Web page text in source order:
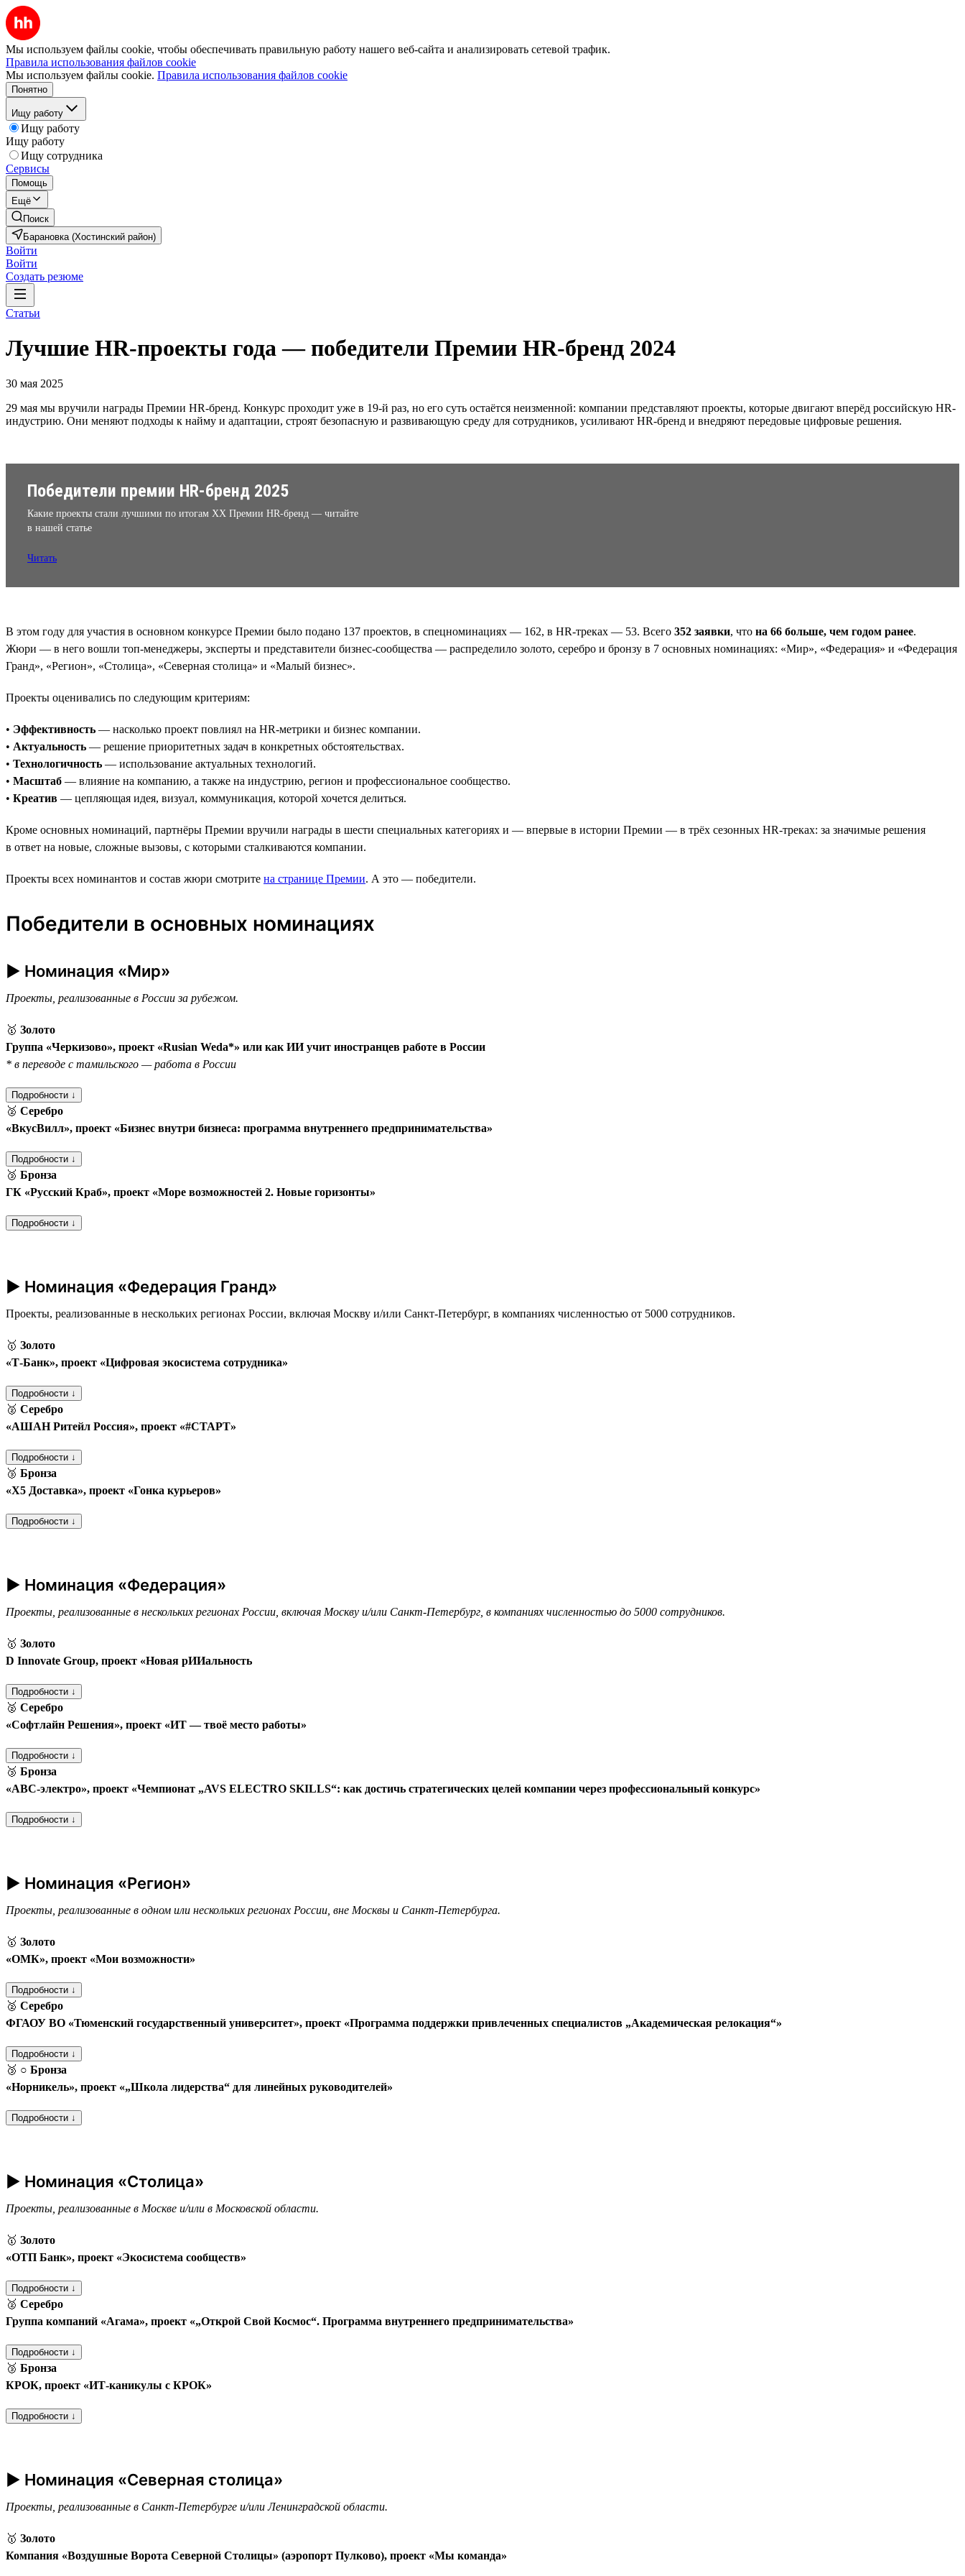
Мы используем файлы cookie, чтобы обеспечивать правильную работу нашего веб-сайта и анализировать сетевой трафик.
Правила использования файлов cookie
Мы используем файлы cookie. Правила использования файлов cookie
Понятно
Ищу работу
Ищу работу
Ищу работу
Ищу сотрудника
Сервисы
Помощь
Ещё
Поиск
Барановка (Хостинский район)
Войти
Войти
Создать резюме
Статьи
Лучшие HR-проекты года — победители Премии HR-бренд 2024
30 мая 2025
29 мая мы вручили награды Премии HR-бренд. Конкурс проходит уже в 19-й раз, но его суть остаётся неизменной: компании представляют проекты, которые двигают вперёд российскую HR-
индустрию. Они меняют подходы к найму и адаптации, строят безопасную и развивающую среду для сотрудников, усиливают HR-бренд и внедряют передовые цифровые решения.
Победители премии HR-бренд 2025
Какие проекты стали лучшими по итогам XX Премии HR-бренд — читайте
в нашей статье
Читать
В этом году для участия в основном конкурсе Премии было подано 137 проектов, в спецноминациях — 162, в HR-треках — 53. Всего 352 заявки, что на 66 больше, чем годом ранее.
Жюри — в него вошли топ-менеджеры, эксперты и представители бизнес-сообщества — распределило золото, серебро и бронзу в 7 основных номинациях: «Мир», «Федерация» и «Федерация
Гранд», «Регион», «Столица», «Северная столица» и «Малый бизнес».
Проекты оценивались по следующим критериям:
• Эффективность — насколько проект повлиял на HR-метрики и бизнес компании.
• Актуальность — решение приоритетных задач в конкретных обстоятельствах.
• Технологичность — использование актуальных технологий.
• Масштаб — влияние на компанию, а также на индустрию, регион и профессиональное сообщество.
• Креатив — цепляющая идея, визуал, коммуникация, которой хочется делиться.
Кроме основных номинаций, партнёры Премии вручили награды в шести специальных категориях и — впервые в истории Премии — в трёх сезонных HR-треках: за значимые решения
в ответ на новые, сложные вызовы, с которыми сталкиваются компании.
Проекты всех номинантов и состав жюри смотрите на странице Премии. А это — победители.
Победители в основных номинациях
► Номинация «Мир»
Проекты, реализованные в России за рубежом.
🥇 Золото
Группа «Черкизово», проект «Rusian Weda*» или как ИИ учит иностранцев работе в России
* в переводе с тамильского — работа в России
Подробности ↓
🥈 Серебро
«ВкусВилл», проект «Бизнес внутри бизнеса: программа внутреннего предпринимательства»
Подробности ↓
🥉 Бронза
ГК «Русский Краб», проект «Море возможностей 2. Новые горизонты»
Подробности ↓
► Номинация «Федерация Гранд»
Проекты, реализованные в нескольких регионах России, включая Москву и/или Санкт-Петербург, в компаниях численностью от 5000 сотрудников.
🥇 Золото
«Т‑Банк», проект «Цифровая экосистема сотрудника»
Подробности ↓
🥈 Серебро
«АШАН Ритейл Россия», проект «#СТАРТ»
Подробности ↓
🥉 Бронза
«Х5 Доставка», проект «Гонка курьеров»
Подробности ↓
► Номинация «Федерация»
Проекты, реализованные в нескольких регионах России, включая Москву и/или Санкт-Петербург, в компаниях численностью до 5000 сотрудников.
🥇 Золото
D Innovate Group, проект «Новая рИИальность
Подробности ↓
🥈 Серебро
«Софтлайн Решения», проект «ИТ — твоё место работы»
Подробности ↓
🥉 Бронза
«АВС-электро», проект «Чемпионат „AVS ELECTRO SKILLS“: как достичь стратегических целей компании через профессиональный конкурс»
Подробности ↓
► Номинация «Регион»
Проекты, реализованные в одном или нескольких регионах России, вне Москвы и Санкт-Петербурга.
🥇 Золото
«ОМК», проект «Мои возможности»
Подробности ↓
🥈 Серебро
ФГАОУ ВО «Тюменский государственный университет», проект «Программа поддержки привлеченных специалистов „Академическая релокация“»
Подробности ↓
🥉 ○ Бронза
«Норникель», проект «„Школа лидерства“ для линейных руководителей»
Подробности ↓
► Номинация «Столица»
Проекты, реализованные в Москве и/или в Московской области.
🥇 Золото
«ОТП Банк», проект «Экосистема сообществ»
Подробности ↓
🥈 Серебро
Группа компаний «Агама», проект «„Открой Свой Космос“. Программа внутреннего предпринимательства»
Подробности ↓
🥉 Бронза
КРОК, проект «ИТ-каникулы с КРОК»
Подробности ↓
► Номинация «Северная столица»
Проекты, реализованные в Санкт-Петербурге и/или Ленинградской области.
🥇 Золото
Компания «Воздушные Ворота Северной Столицы» (аэропорт Пулково), проект «Мы команда»